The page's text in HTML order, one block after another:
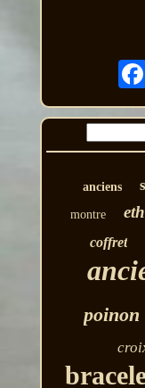
anciens
montre
coffret
poinon